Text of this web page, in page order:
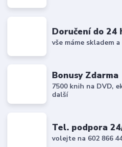
Doručení do 24
vše máme skladem
Bonusy Zdarma
7500 knih na DVD,
další
Tel. podpora
volejte na 602 866